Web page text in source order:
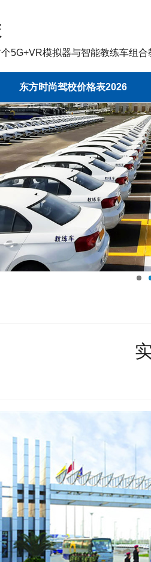
5G+VR模拟器与智能教练车组合
东方时尚驾校价格表2026